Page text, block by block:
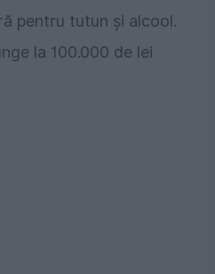
pentru tutun și alcool.
la 100.000 de lei